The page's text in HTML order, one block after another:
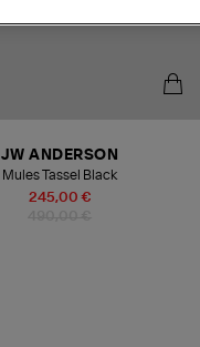
245,00 €
JW ANDERSON
Mules Tassel Black